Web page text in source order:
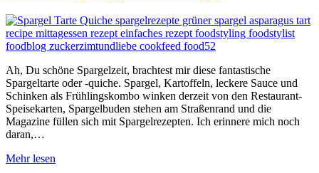
Ah, Du schöne Spargelzeit, brachtest mir diese fantastische
Spargeltarte oder -quiche. Spargel, Kartoffeln, leckere Sauce und
Schinken als Frühlingskombo winken derzeit von den Restaurant-
Speisekarten, Spargelbuden stehen am Straßenrand und die
Magazine füllen sich mit Spargelrezepten. Ich erinnere mich noch
daran,…
Mehr lesen